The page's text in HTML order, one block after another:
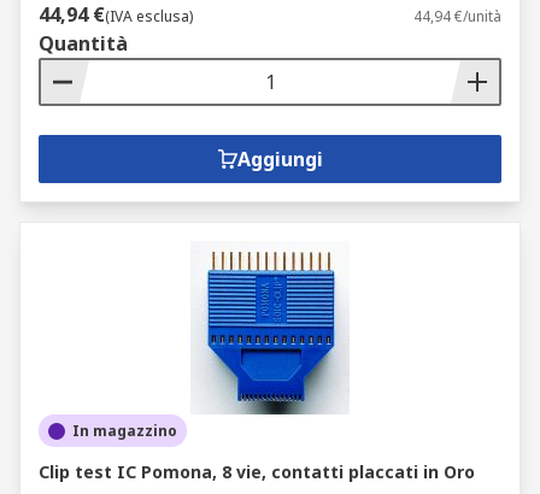
44,94 €(IVA esclusa) 44,94 €/unità
Quantità
Aggiungi
In magazzino
Clip test IC Pomona, 8 vie, contatti placcati in Oro